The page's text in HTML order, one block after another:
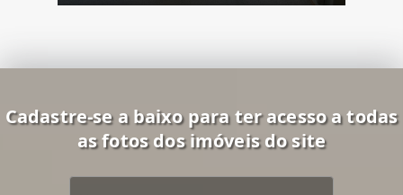
Cadastre-se a baixo para ter acesso a todas
as fotos dos imóveis do site